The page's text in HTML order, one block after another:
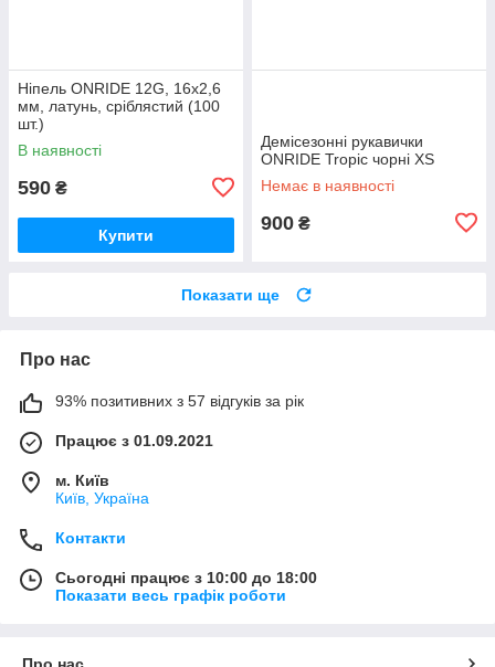
Ніпель ONRIDE 12G, 16x2,6
мм, латунь, сріблястий (100
шт.)
В наявності
590 ₴
Купити
Демісезонні рукавички
ONRIDE Tropic чорні XS
Немає в наявності
900 ₴
Показати ще
Про нас
93% позитивних з 57 відгуків за рік
Працює з 01.09.2021
м. Київ
Київ, Україна
Контакти
Сьогодні працює з 10:00 до 18:00
Показати весь графік роботи